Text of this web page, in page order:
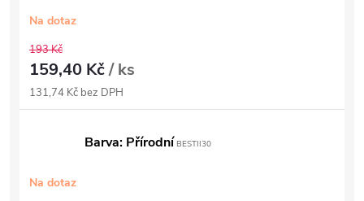
Na dotaz
193 Kč
159,40 Kč/ ks
131,74 Kč bez DPH
Barva: Přírodní BESTII30
Na dotaz